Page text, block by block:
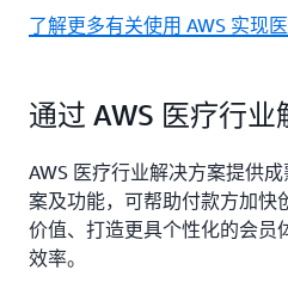
了解更多有关使用 AWS 实现
通过 AWS 医疗行
AWS 医疗行业解决方案提供
案及功能，可帮助付款方加快
价值、打造更具个性化的会员
效率。